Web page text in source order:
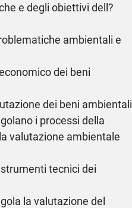
e degli obiettivi dell?
ambientali e
dei beni
dei beni ambientali
i processi della
valutazione ambientale
tecnici dei
la valutazione del